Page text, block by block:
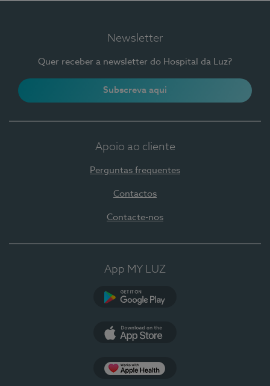
Newsletter
Quer receber a newsletter do Hospital da Luz?
Subscreva aqui
Apoio ao cliente
Perguntas frequentes
Contactos
Contacte-nos
App MY LUZ